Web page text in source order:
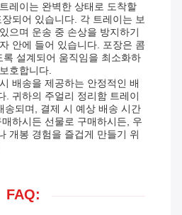
레이는 완벽한 상태로 도착할
되어 있습니다. 각 트레이는 보
으며 운송 중 손상을 방지하기
안에 들어 있습니다. 포장은 콤
설계되어 움직임을 최소화하
호합니다.
배송을 제공하는 안정적인 배
. 귀하의 주얼리 정리함 트레이
송되며, 결제 시 예상 배송 시간
하시든 선물로 구매하시든, 우
개봉 경험을 즐겁게 만들기 위
FAQ: